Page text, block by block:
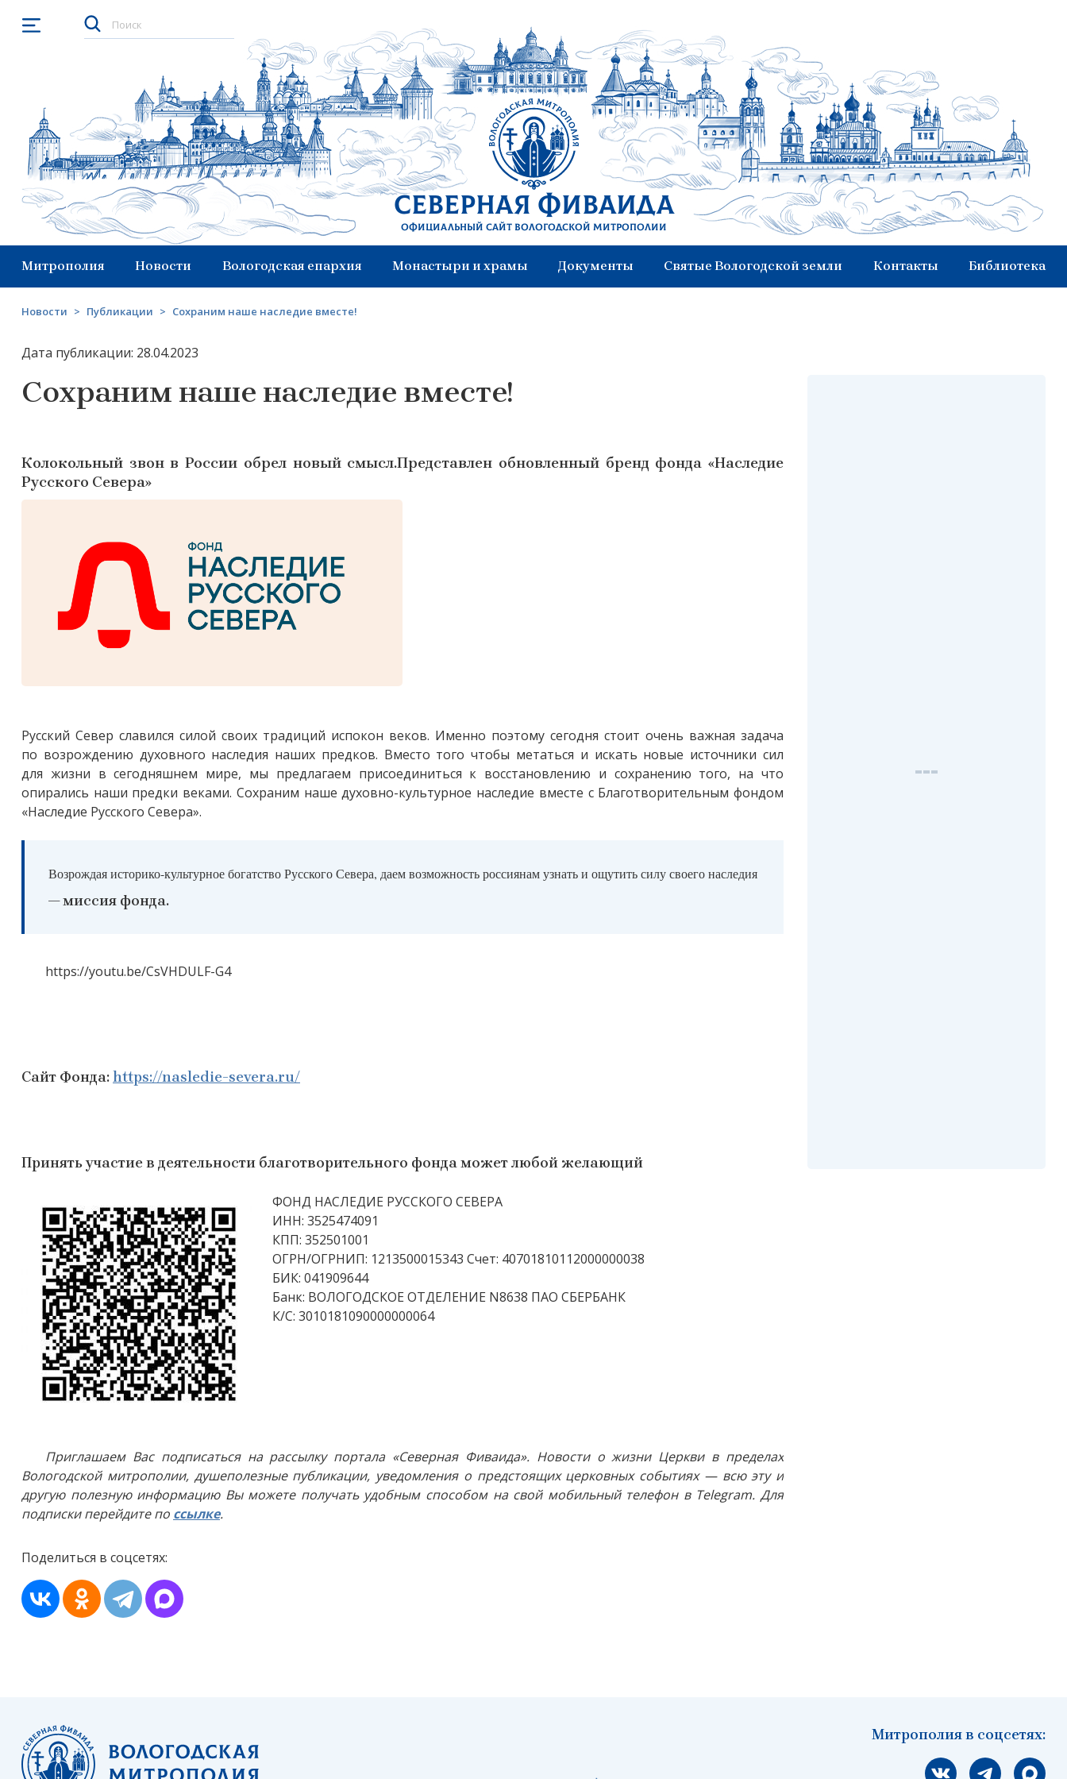
Открыть меню
Северная Фиваида
Официальный сайт Вологодской митрополии
Митрополия Новости Вологодская епархия Монастыри и храмы Документы Святые Вологодской земли Контакты Библиотека
Новости > Публикации > Сохраним наше наследие вместе!
Дата публикации: 28.04.2023
Сохраним наше наследие вместе!
Колокольный звон в России обрел новый смысл.Представлен обновленный бренд фонда «Наследие
Русского Севера»
Русский Север славился силой своих традиций испокон веков. Именно поэтому сегодня стоит очень важная задача
по возрождению духовного наследия наших предков. Вместо того чтобы метаться и искать новые источники сил
для жизни в сегодняшнем мире, мы предлагаем присоединиться к восстановлению и сохранению того, на что
опирались наши предки веками. Сохраним наше духовно-культурное наследие вместе с Благотворительным фондом
«Наследие Русского Севера».
Возрождая историко-культурное богатство Русского Севера, даем возможность россиянам узнать и ощутить силу своего наследия
— миссия фонда.
https://youtu.be/CsVHDULF-G4
Сайт Фонда:https://nasledie-severa.ru/
Принять участие в деятельности благотворительного фонда может любой желающий
ФОНД НАСЛЕДИЕ РУССКОГО СЕВЕРА
ИНН: 3525474091
КПП: 352501001
ОГРН/ОГРНИП: 1213500015343 Счет: 40701810112000000038
БИК: 041909644
Банк: ВОЛОГОДСКОЕ ОТДЕЛЕНИЕ N8638 ПАО СБЕРБАНК
К/С: 3010181090000000064
Приглашаем Вас подписаться на рассылку портала «Северная Фиваида». Новости о жизни Церкви в пределах
Вологодской митрополии, душеполезные публикации, уведомления о предстоящих церковных событиях — всю эту и
другую полезную информацию Вы можете получать удобным способом на свой мобильный телефон в Telegram. Для
подписки перейдите по ссылке.
Поделиться в соцсетях:
Митрополия в соцсетях:
Мы вконтакте
Мы в telegram
Мы в